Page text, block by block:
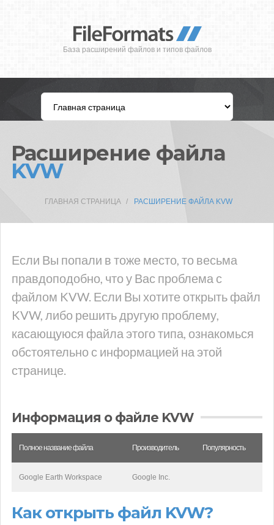
База расширений файлов и типов файлов
Расширение файла
KVW
ГЛАВНАЯ СТРАНИЦА РАСШИРЕНИЕ ФАЙЛА KVW
Если Вы попали в тоже место, то весьма
правдоподобно, что у Вас проблема с
файлом KVW. Если Вы хотите открыть файл
KVW, либо решить другую проблему,
касающуюся файла этого типа, ознакомься
обстоятельно с информацией на этой
странице.
Информация о файле KVW
Полное название файла Производитель Популярность
Google Earth Workspace Google Inc.
Как открыть файл KVW?